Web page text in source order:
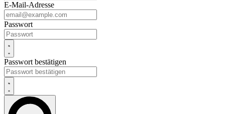
E-Mail-Adresse
Passwort
Passwort bestätigen